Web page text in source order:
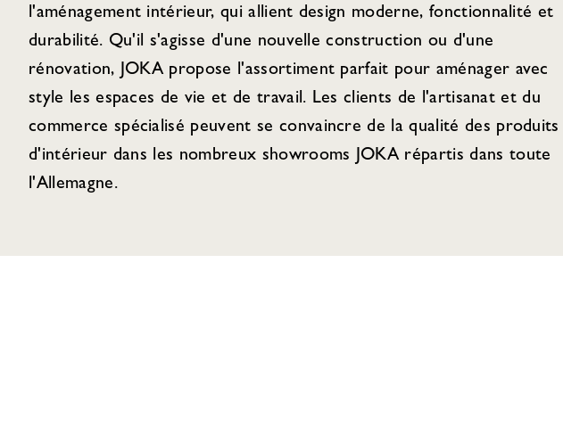
l'aménagement intérieur, qui allient design moderne, fonctionnalité et
durabilité. Qu'il s'agisse d'une nouvelle construction ou d'une
rénovation, JOKA propose l'assortiment parfait pour aménager avec
style les espaces de vie et de travail. Les clients de l'artisanat et du
commerce spécialisé peuvent se convaincre de la qualité des produits
d'intérieur dans les nombreux showrooms JOKA répartis dans toute
l'Allemagne.